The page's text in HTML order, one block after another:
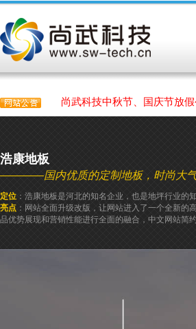
尚武科技中秋节、国庆节放
浩康地板
————国内优质的定制地板，时尚大气
定位 ：浩康地板是河北的知名企业，也是地坪行业
亮点 ：网站全面升级改版，让网站进入了一个全新
品优势展现和营销性能进行全面的融合，中文网站简